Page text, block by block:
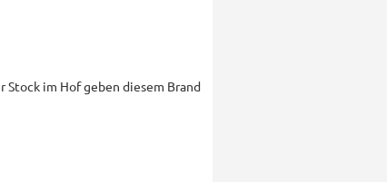
Stock im Hof geben diesem Brand